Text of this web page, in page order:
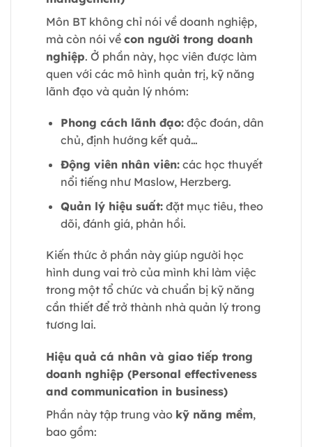
Môn BT không chỉ nói về doanh nghiệp,
mà còn nói về con người trong doanh
nghiệp. Ở phần này, học viên được làm
quen với các mô hình quản trị, kỹ năng
lãnh đạo và quản lý nhóm:
Phong cách lãnh đạo:độc đoán, dân
chủ, định hướng kết quả…
Động viên nhân viên:các học thuyết
nổi tiếng như Maslow, Herzberg.
Quản lý hiệu suất:đặt mục tiêu, theo
dõi, đánh giá, phản hồi.
Kiến thức ở phần này giúp người học
hình dung vai trò của mình khi làm việc
trong một tổ chức và chuẩn bị kỹ năng
cần thiết để trở thành nhà quản lý trong
tương lai.
Hiệu quả cá nhân và giao tiếp trong
doanh nghiệp (Personal effectiveness
and communication in business)
Phần này tập trung vào kỹ năng mềm,
bao gồm: